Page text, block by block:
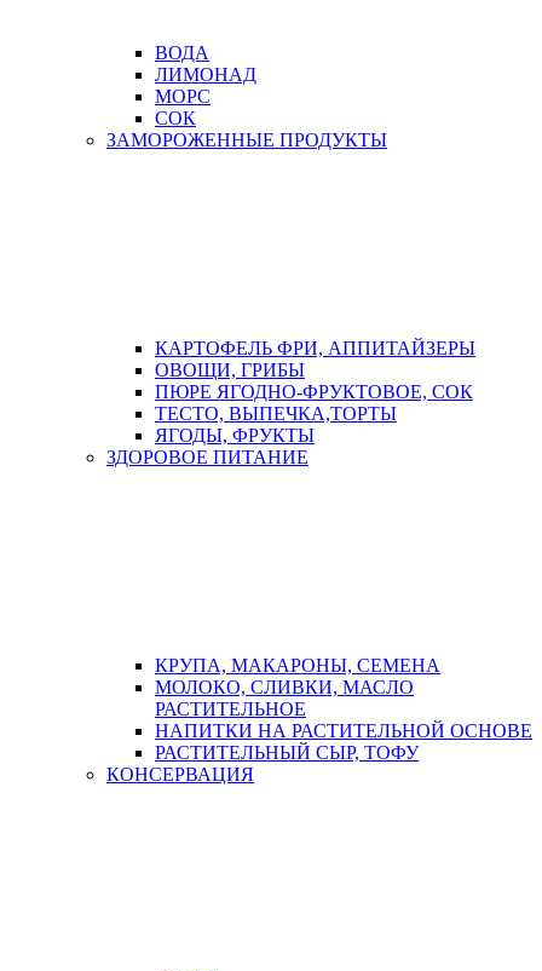
ВОДА
ЛИМОНАД
МОРС
СОК
ЗАМОРОЖЕННЫЕ ПРОДУКТЫ
КАРТОФЕЛЬ ФРИ, АППИТАЙЗЕРЫ
ОВОЩИ, ГРИБЫ
ПЮРЕ ЯГОДНО-ФРУКТОВОЕ, СОК
ТЕСТО, ВЫПЕЧКА,ТОРТЫ
ЯГОДЫ, ФРУКТЫ
ЗДОРОВОЕ ПИТАНИЕ
КРУПА, МАКАРОНЫ, СЕМЕНА
МОЛОКО, СЛИВКИ, МАСЛО
РАСТИТЕЛЬНОЕ
НАПИТКИ НА РАСТИТЕЛЬНОЙ ОСНОВЕ
РАСТИТЕЛЬНЫЙ СЫР, ТОФУ
КОНСЕРВАЦИЯ